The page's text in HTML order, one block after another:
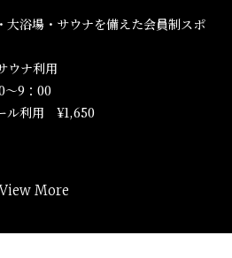
大浴場・サウナを備えた会員制スポ
ウナ利用
～9：00
ル利用 ¥1,650
More